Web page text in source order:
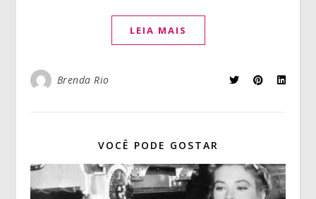
LEIA MAIS
Brenda Rio
VOCÊ PODE GOSTAR